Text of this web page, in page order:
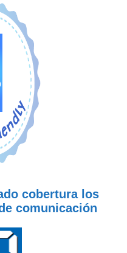
cobertura los
comunicación